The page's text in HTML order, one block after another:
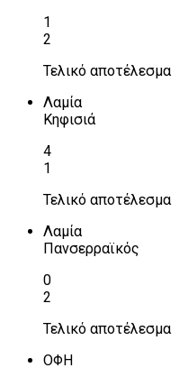
1
2
Τελικό αποτέλεσμα
Λαμία
Κηφισιά
4
1
Τελικό αποτέλεσμα
Λαμία
Πανσερραϊκός
0
2
Τελικό αποτέλεσμα
ΟΦΗ